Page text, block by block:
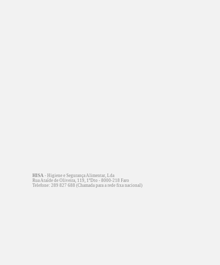
HISA - Higiene e Segurança Alimentar, Lda
Rua Ataíde de Oliveira, 119, 1ºDto - 8000-218 Faro
Telefone: 289 827 688 (Chamada para a rede fixa nacional)